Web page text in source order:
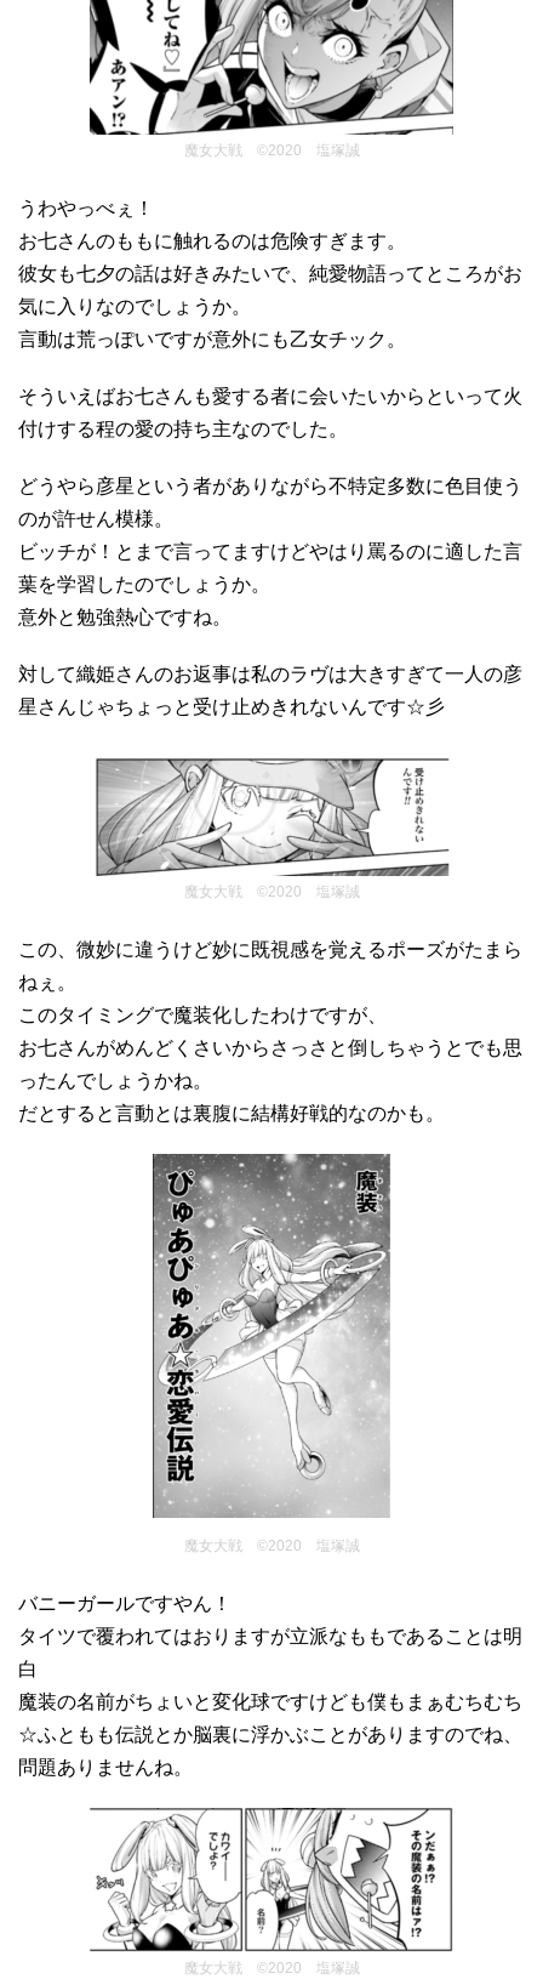
魔女大戦 ©2020 塩塚誠
うわやっべぇ！
お七さんのももに触れるのは危険すぎます。
彼女も七夕の話は好きみたいで、純愛物語ってところがお
気に入りなのでしょうか。
言動は荒っぽいですが意外にも乙女チック。
そういえばお七さんも愛する者に会いたいからといって火
付けする程の愛の持ち主なのでした。
どうやら彦星という者がありながら不特定多数に色目使う
のが許せん模様。
ビッチが！とまで言ってますけどやはり罵るのに適した言
葉を学習したのでしょうか。
意外と勉強熱心ですね。
対して織姫さんのお返事は私のラヴは大きすぎて一人の彦
星さんじゃちょっと受け止めきれないんです☆彡
魔女大戦 ©2020 塩塚誠
この、微妙に違うけど妙に既視感を覚えるポーズがたまら
ねぇ。
このタイミングで魔装化したわけですが、
お七さんがめんどくさいからさっさと倒しちゃうとでも思
ったんでしょうかね。
だとすると言動とは裏腹に結構好戦的なのかも。
魔女大戦 ©2020 塩塚誠
バニーガールですやん！
タイツで覆われてはおりますが立派なももであることは明
白
魔装の名前がちょいと変化球ですけども僕もまぁむちむち
☆ふともも伝説とか脳裏に浮かぶことがありますのでね、
問題ありませんね。
魔女大戦 ©2020 塩塚誠